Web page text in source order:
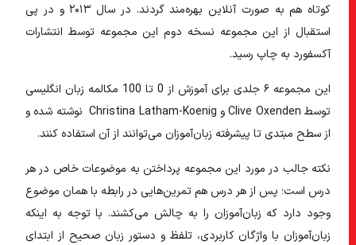
کوتاه هم به صورت آنلاین بهره‌مند گردند. در سال ۲۰۱۳ و در پی
استقبال از این مجموعه نسخه دوم این مجموعه توسط انتشارات
آکسفورد به چاپ رسید.
این مجموعه ۶ جلدی برای آموزش از 0 تا 100 مکالمه زبان انگلیسی
توسط Clive Oxenden و Christina Latham-Koenig نوشته شده و
از سطح مبتدی تا پیشرفته زبان‌آموزان می‌توانند از آن استفاده کنند.
نکته جالب در مورد این مجموعه پرداختن به موضوعات خاص در هر
درس است؛ پس از هر درس هم تمرین‌هایی در رابطه با همان موضوع
وجود دارد که زبان‌آموزان را به چالش می‌کشند. با توجه به اینکه
زبان‌آموزان با واژگان کاربردی، تلفظ و دستور زبان صحیح از ابتدای